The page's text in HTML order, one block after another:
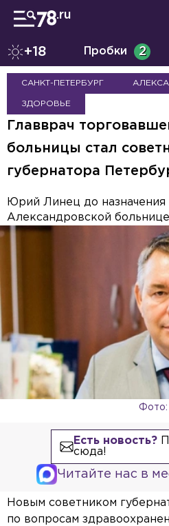
+18 Пробки 2
САНКТ-ПЕТЕРБУРГ
ЗДОРОВЬЕ
Главврач
больницы стал
губернатора
Юрий Линец до назначения
Александровской
Фото:
Есть новость?
сюда!
Читайте нас в
Новым советником
по вопросам